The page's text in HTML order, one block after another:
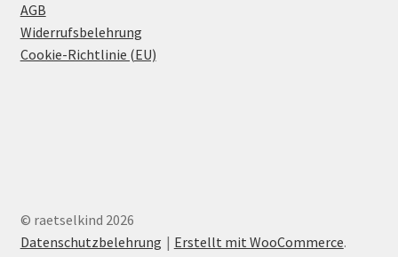
AGB
Widerrufsbelehrung
Cookie-Richtlinie (EU)
© raetselkind 2026
Datenschutzbelehrung
Erstellt mit WooCommerce.